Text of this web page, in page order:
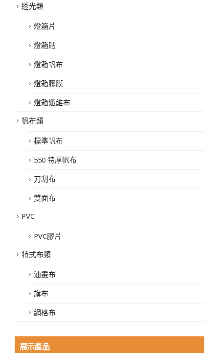
透光類
燈箱片
燈箱貼
燈箱帆布
燈箱膠膜
燈箱纖維布
帆布類
標準帆布
550 特厚帆布
刀刮布
雙面布
PVC
PVC膠片
特式布類
油畫布
旗布
網格布
展示產品